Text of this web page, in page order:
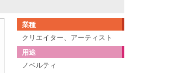
業種
クリエイター、アーティスト
用途
ノベルティ